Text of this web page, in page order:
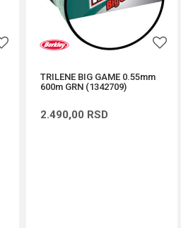
TRILENE BIG GAME 0.55mm
600m GRN (1342709)
2.490,00 RSD